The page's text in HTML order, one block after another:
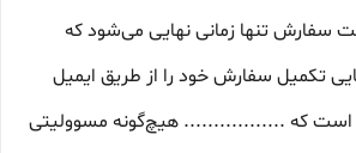
سفارش تنها زمانی نهایی می‌شود که
تکمیل سفارش خود را از طریق ایمیل
است که ................. هیچ‌گونه مسوولیتی